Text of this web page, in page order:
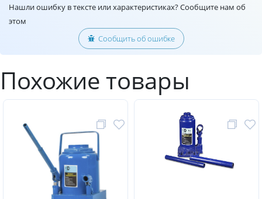
Нашли ошибку в тексте или характеристиках? Сообщите нам об
этом
Сообщить об ошибке
Похожие товары